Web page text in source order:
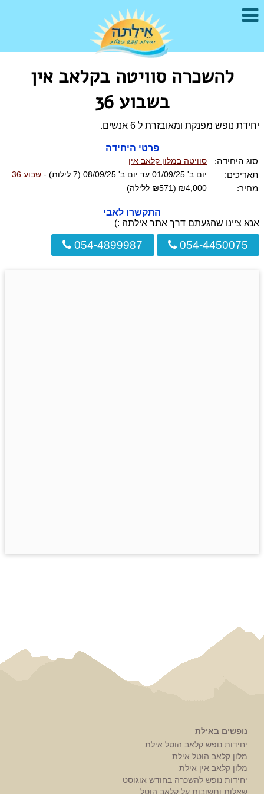
להשכרה סוויטה בקלאב אין
בשבוע 36
יחידת נופש מפנקת ומאובזרת ל 6 אנשים.
פרטי היחידה
סוג היחידה:
סוויטה במלון קלאב אין
תאריכים: יום ב' 01/09/25 עד יום ב' 08/09/25 (7 לילות) - שבוע 36
מחיר: ₪4,000 (₪571 ללילה)
התקשרו לאבי
אנא ציינו שהגעתם דרך אתר אילתה :)
054-4450075
054-4899987
נופשים באילת
יחידות נופש קלאב הוטל אילת
מלון קלאב הוטל אילת
מלון קלאב אין אילת
יחידות נופש להשכרה בחודש אוגוסט
שאלות ותשובות על קלאב הוטל